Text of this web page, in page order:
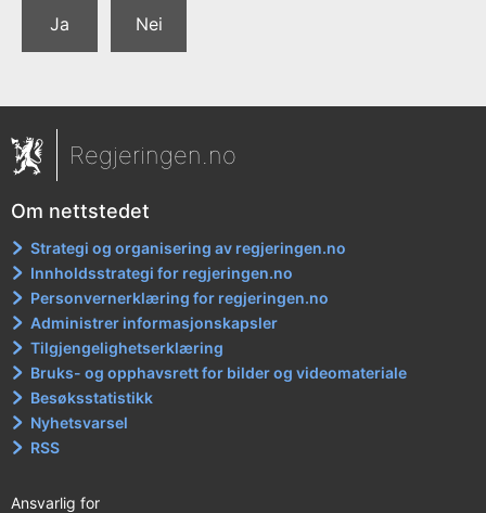
Ja Nei
Regjeringen.no
Om nettstedet
Strategi og organisering av regjeringen.no
Innholdsstrategi for regjeringen.no
Personvernerklæring for regjeringen.no
Administrer informasjonskapsler
Tilgjengelighetserklæring
Bruks- og opphavsrett for bilder og videomateriale
Besøksstatistikk
Nyhetsvarsel
RSS
Ansvarlig for